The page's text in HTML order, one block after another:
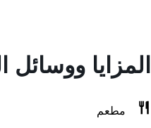
المزايا
مطعم